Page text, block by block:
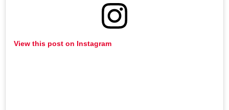
View this post on Instagram